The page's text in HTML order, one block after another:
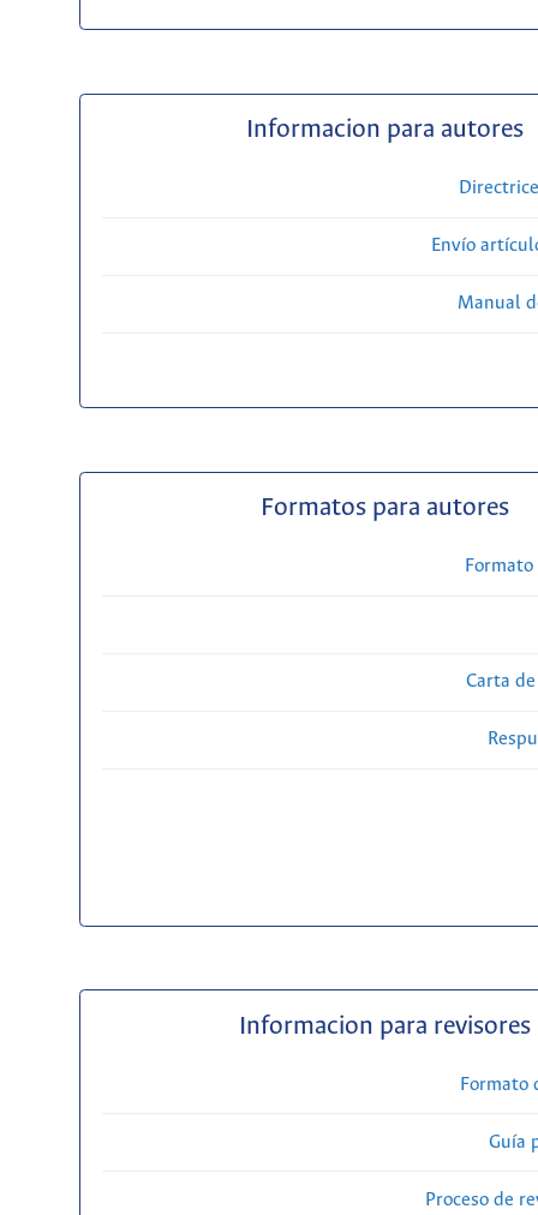
Informacion para autores
Envío
Manual
Formatos para autores
Carta
Informacion para revisores
Formato
Guía
Proceso de